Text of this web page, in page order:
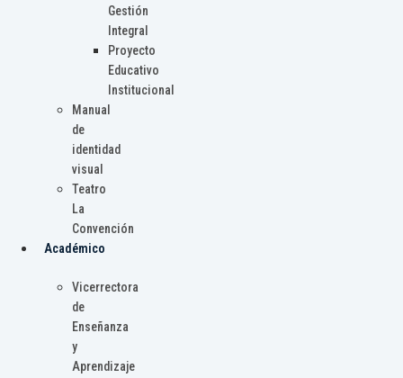
Gestión
Integral
Proyecto
Educativo
Institucional
Manual
de
identidad
visual
Teatro
La
Convención
Académico
Vicerrectora
de
Enseñanza
y
Aprendizaje